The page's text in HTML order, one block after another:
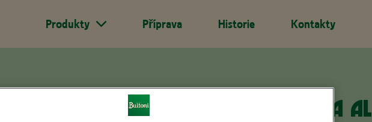
Produkty Příprava Historie Kontakty
BUITONI PICCOLINIS CREMOSA AL